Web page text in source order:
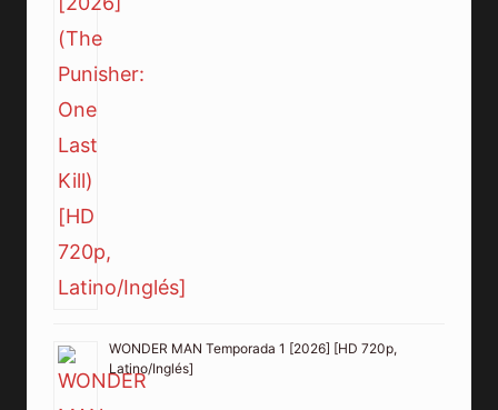
WONDER MAN Temporada 1 [2026] [HD 720p,
Latino/Inglés]